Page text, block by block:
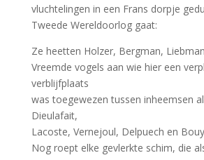
vluchtelingen in een Frans dorpje
Tweede Wereldoorlog gaat:
Ze heetten Holzer, Bergman,
Vreemde vogels aan wie hier een
verblijfplaats
was toegewezen tussen inheemsen
Dieulafait,
Lacoste, Vernejoul, Delpuech en
Nog roept elke gevlerkte schim, die